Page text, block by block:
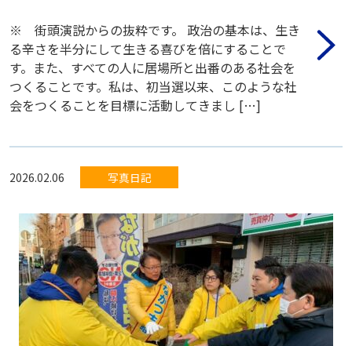
※ 街頭演説からの抜粋です。 政治の基本は、生き
る辛さを半分にして生きる喜びを倍にすることで
す。また、すべての人に居場所と出番のある社会を
つくることです。私は、初当選以来、このような社
会をつくることを目標に活動してきまし […]
2026.02.06 写真日記